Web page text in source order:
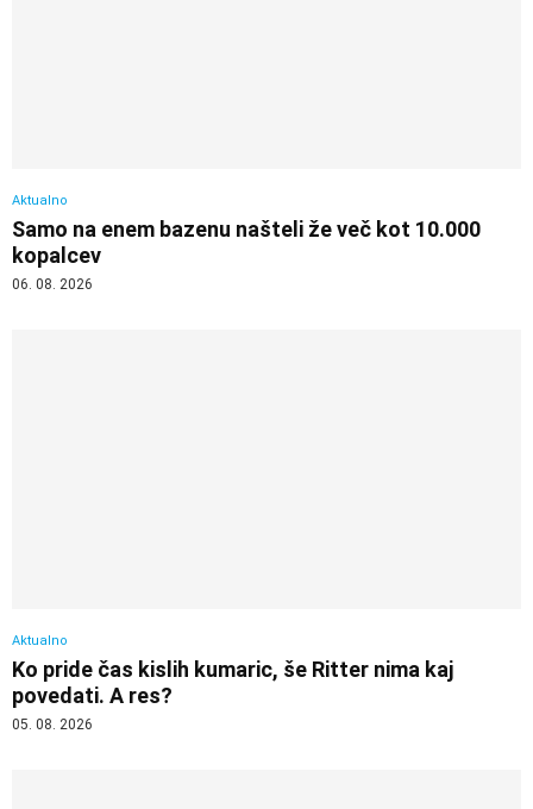
Aktualno
Samo na enem bazenu našteli že več kot 10.000
kopalcev
06. 08. 2026
Aktualno
Ko pride čas kislih kumaric, še Ritter nima kaj
povedati. A res?
05. 08. 2026